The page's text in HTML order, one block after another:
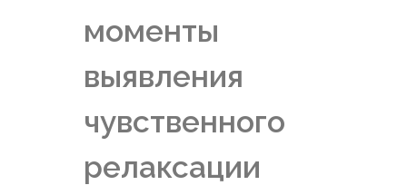
моменты
выявления
чувственного
релаксации